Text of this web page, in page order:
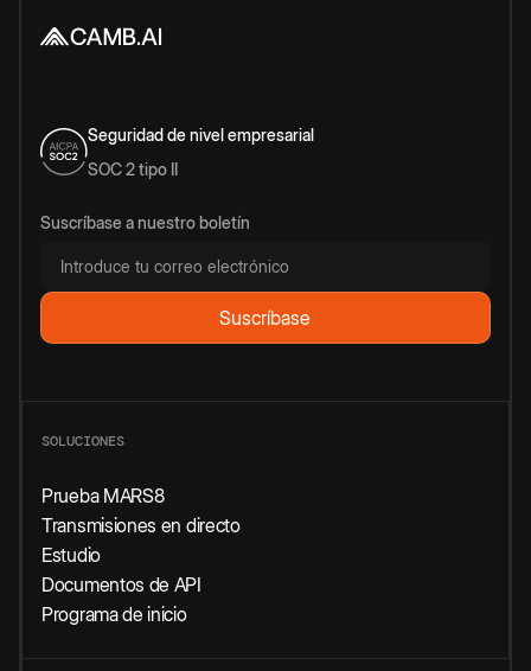
Seguridad de nivel empresarial
SOC 2 tipo II
Suscríbase a nuestro boletín
SOLUCIONES
Prueba MARS8
Transmisiones en directo
Estudio
Documentos de API
Programa de inicio